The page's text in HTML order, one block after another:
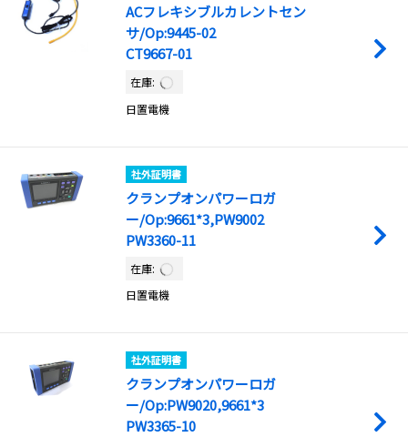
ACフレキシブルカレントセン
サ/Op:9445-02
CT9667-01
在庫:
日置電機
社外証明書
クランプオンパワーロガ
ー/Op:9661*3,PW9002
PW3360-11
在庫:
日置電機
社外証明書
クランプオンパワーロガ
ー/Op:PW9020,9661*3
PW3365-10